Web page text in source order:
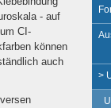
- auf
CI-
können
auch
>